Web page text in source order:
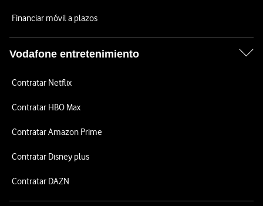
Financiar móvil a plazos
Vodafone entretenimiento
Contratar Netflix
Contratar HBO Max
Contratar Amazon Prime
Contratar Disney plus
Contratar DAZN